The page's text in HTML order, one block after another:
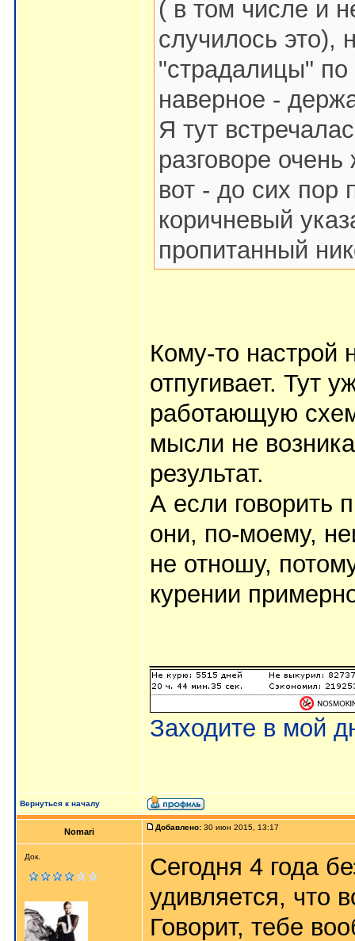
( в том числе и
случилось это),
"страдалицы" по
наверное -
Я тут
разговоре
вот - до сих пор
коричневый
пропитанный
Кому-то настрой
отпугивает. Тут
работающую
мысли не
результат.
А если говорить
они, по-моему,
не отношу,
курении
Заходите в мой
Вернуться к началу
Nomari Добавлено: 30 июн 2015, 13:17
Док.
Сегодня 4 года
удивляется, что
Говорит, тебе